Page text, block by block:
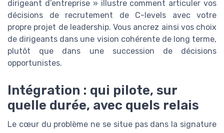
dirigeant d’entreprise » illustre comment articuler vos
décisions de recrutement de C-levels avec votre
propre projet de leadership. Vous ancrez ainsi vos choix
de dirigeants dans une vision cohérente de long terme,
plutôt que dans une succession de décisions
opportunistes.
Intégration : qui pilote, sur
quelle durée, avec quels relais
Le cœur du problème ne se situe pas dans la signature